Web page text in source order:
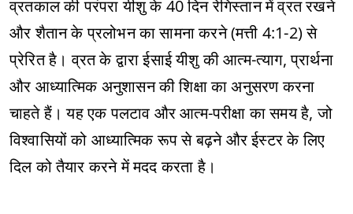
व्रतकाल की परंपरा यीशु के 40 दिन रेगिस्तान में व्रत रखने
और शैतान के प्रलोभन का सामना करने (मत्ती 4:1-2) से
प्रेरित है। व्रत के द्वारा ईसाई यीशु की आत्म-त्याग, प्रार्थना
और आध्यात्मिक अनुशासन की शिक्षा का अनुसरण करना
चाहते हैं। यह एक पलटाव और आत्म-परीक्षा का समय है, जो
विश्वासियों को आध्यात्मिक रूप से बढ़ने और ईस्टर के लिए
दिल को तैयार करने में मदद करता है।